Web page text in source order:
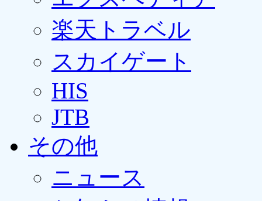
楽天トラベル
スカイゲート
HIS
JTB
その他
ニュース